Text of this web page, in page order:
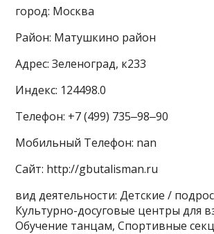
город: Москва
Район: Матушкино район
Адрес: Зеленоград, к233
Индекс: 124498.0
Телефон: +7 (499) 735‒98‒90
Мобильный Телефон: nan
Сайт: http://gbutalisman.ru
вид деятельности: Детские /
Культурно-досуговые центры для
Обучение танцам, Спортивные